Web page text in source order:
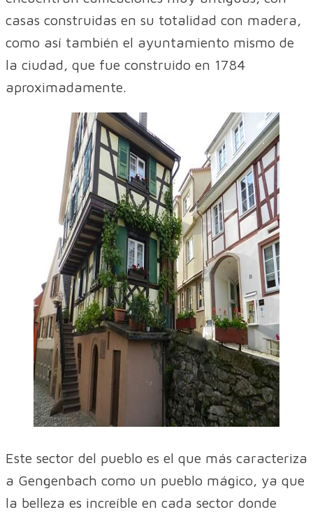
casas construidas en su totalidad con madera,
como así también el ayuntamiento mismo de
la ciudad, que fue construido en 1784
aproximadamente.
Este sector del pueblo es el que más caracteriza
a Gengenbach como un pueblo mágico, ya que
la belleza es increíble en cada sector donde